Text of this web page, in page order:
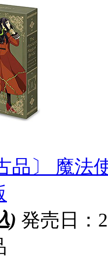
品〕 魔法
) 発売日：